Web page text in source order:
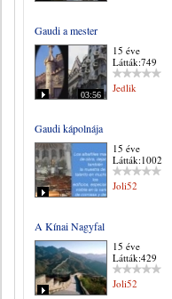
Gaudi a mester
03:56
15 éve
Látták:749
Jedlik
Gaudi kápolnája
15 éve
Látták:1002
Joli52
A Kínai Nagyfal
15 éve
Látták:429
Joli52